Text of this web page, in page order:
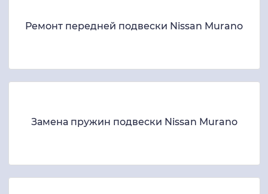
Ремонт передней подвески Nissan Murano
Замена пружин подвески Nissan Murano